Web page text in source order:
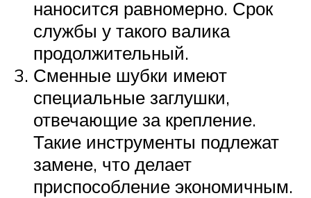
наносится равномерно. Срок
службы у такого валика
продолжительный.
Сменные шубки имеют
специальные заглушки,
отвечающие за крепление.
Такие инструменты подлежат
замене, что делает
приспособление экономичным.